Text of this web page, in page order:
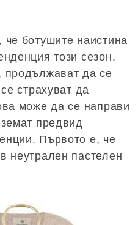
ботушите наистина
този сезон.
продължават да се
страхуват да
може да се направи
предвид
Първото е, че
неутрален пастелен